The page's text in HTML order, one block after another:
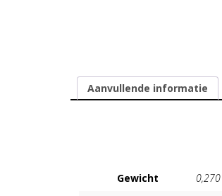
Aanvullende informatie
Gewicht